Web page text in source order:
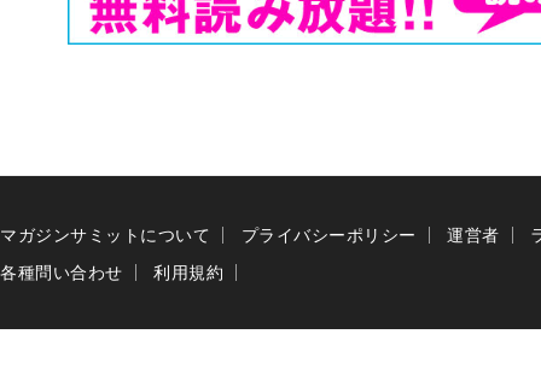
マガジンサミットについて プライバシーポリシー 運営者
各種問い合わせ
利用規約